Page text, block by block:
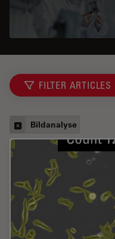
FILTER ARTICLES
Bildanalyse